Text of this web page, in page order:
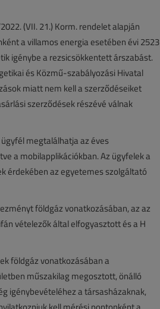
(VII. 21.) Korm. rendelet alapján
a villamos energia esetében évi 2523
igénybe a rezsicsökkentett árszabást.
és Közmű-szabályozási Hivatal
miatt nem kell a szerződéseiket
szerződések részévé válnak
megtalálhatja az éves
a mobilapplikációkban. Az ügyfelek a
érdekében az egyetemes szolgáltató
földgáz vonatkozásában, az az
vételezők által elfogyasztott és a H
földgáz vonatkozásában a
műszakilag megosztott, önálló
igénybevételéhez a társasházaknak,